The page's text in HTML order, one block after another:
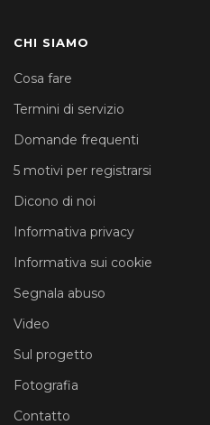
CHI SIAMO
Cosa fare
Termini di servizio
Domande frequenti
5 motivi per registrarsi
Dicono di noi
Informativa privacy
Informativa sui cookie
Segnala abuso
Video
Sul progetto
Fotografia
Contatto